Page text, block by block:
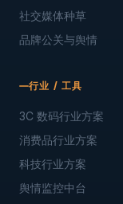
社交媒体种草
品牌公关与舆情
行业 / 工具
3C 数码行业方案
消费品行业方案
科技行业方案
舆情监控中台